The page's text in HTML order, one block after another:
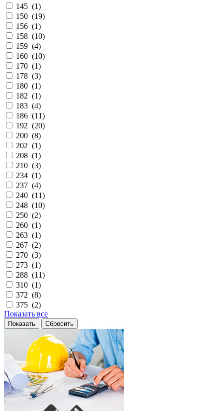
145 (1)
150 (19)
156 (1)
158 (10)
159 (4)
160 (10)
170 (1)
178 (3)
180 (1)
182 (1)
183 (4)
186 (11)
192 (20)
200 (8)
202 (1)
208 (1)
210 (3)
234 (1)
237 (4)
240 (11)
248 (10)
250 (2)
260 (1)
263 (1)
267 (2)
270 (3)
273 (1)
288 (11)
310 (1)
372 (8)
375 (2)
Показать все